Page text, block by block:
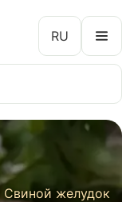
RU
Свиной желудок